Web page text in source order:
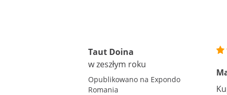
Taut Doina
w zeszłym roku
Opublikowano na Expondo
Romania